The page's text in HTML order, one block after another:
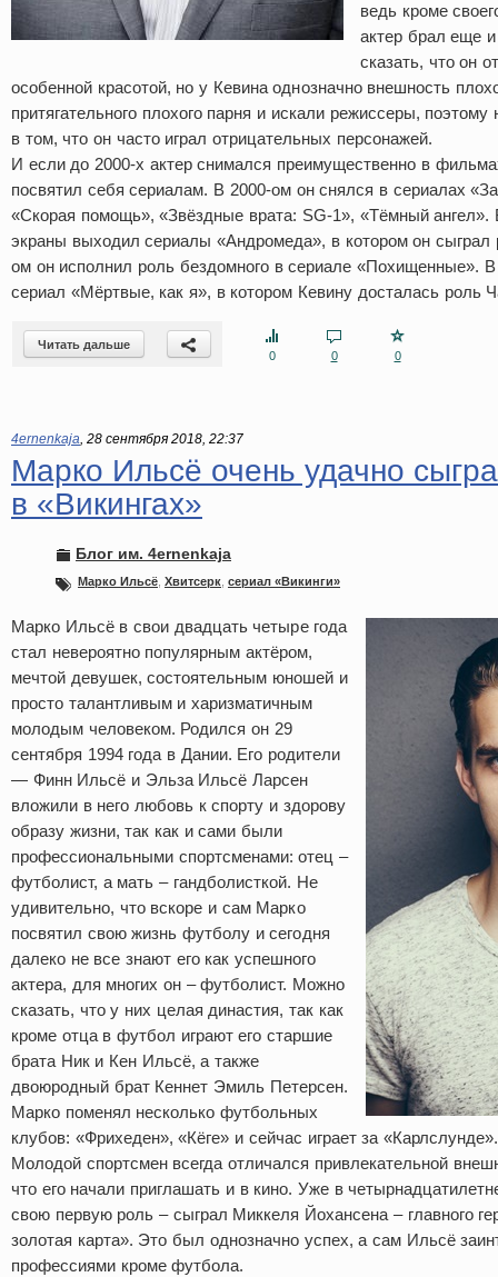
ведь кроме
актер брал еще
сказать, что он
особенной красотой, но у Кевина однозначно внешность
притягательного плохого парня и искали режиссеры, поэтому
в том, что он часто играл отрицательных персонажей.
И если до 2000-х актер снимался преимущественно в
посвятил себя сериалам. В 2000-ом он снялся в сериалах
«Скорая помощь», «Звёздные врата: SG-1», «Тёмный ангел».
экраны выходил сериалы «Андромеда», в котором он сыграл
ом он исполнил роль бездомного в сериале «Похищенные».
сериал «Мёртвые, как я», в котором Кевину досталась роль
Читать дальше
0
0 0
4ernenkaja, 28 сентября 2018, 22:37
Марко Ильсё очень удачно
в «Викингах»
Блог им. 4ernenkaja
Марко Ильсё Хвитсерк сериал «Викинги»
Марко Ильсё в свои двадцать четыре года
стал невероятно популярным актёром,
мечтой девушек, состоятельным юношей и
просто талантливым и харизматичным
молодым человеком. Родился он 29
сентября 1994 года в Дании. Его родители
— Финн Ильсё и Эльза Ильсё Ларсен
вложили в него любовь к спорту и здорову
образу жизни, так как и сами были
профессиональными спортсменами: отец –
футболист, а мать – гандболисткой. Не
удивительно, что вскоре и сам Марко
посвятил свою жизнь футболу и сегодня
далеко не все знают его как успешного
актера, для многих он – футболист. Можно
сказать, что у них целая династия, так как
кроме отца в футбол играют его старшие
брата Ник и Кен Ильсё, а также
двоюродный брат Кеннет Эмиль Петерсен.
Марко поменял несколько футбольных
клубов: «Фрихеден», «Кёге» и сейчас играет за «Карлслунде».
Молодой спортсмен всегда отличался привлекательной
что его начали приглашать и в кино. Уже в
свою первую роль – сыграл Миккеля Йохансена – главного
золотая карта». Это был однозначно успех, а сам Ильсё
профессиями кроме футбола.